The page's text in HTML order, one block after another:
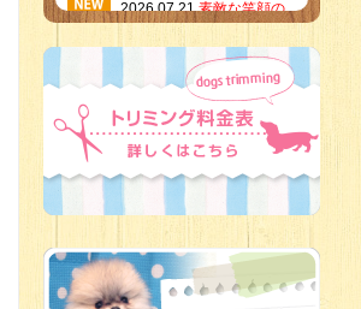
2026.07.21素敵な笑顔の
当店のイチオ
シにゃんこ
2026.07.15
ミニチュア
ピンシャーのご紹介
2026.07.09加古川店：可
2026.07.06 新入生紹介